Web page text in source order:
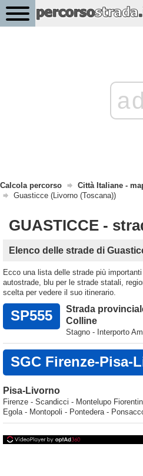
ad
Calcola percorso
Città Italiane -
Guasticce (Livorno (Toscana))
GUASTICCE -
Elenco delle strade di
Ecco una lista delle strade più
autostrade, blu per le strade statali,
scelta per vedere il suo itinerario.
SP555
Strada
Colline
Stagno - Interporto
SGC Firenze-Pisa-
Pisa-Livorno
Firenze - Scandicci - Montelupo
Egola - Montopoli - Pontedera -